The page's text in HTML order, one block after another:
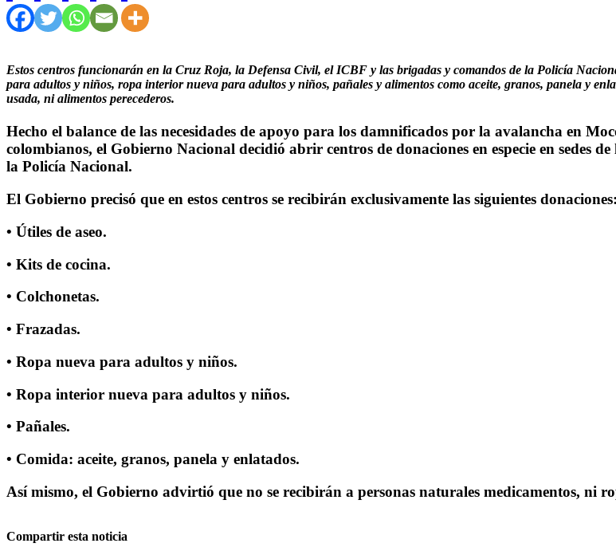
Estos centros funcionarán en la Cruz Roja, la Defensa Civil, el ICBF y las brigadas y comandos de la Policía
para adultos y niños, ropa interior nueva para adultos y niños, pañales y alimentos como aceite, granos, panela y
usada, ni alimentos perecederos.
Hecho el balance de las necesidades de apoyo para los damnificados por la avalancha en
colombianos, el Gobierno Nacional decidió abrir centros de donaciones en especie en sedes
la Policía Nacional.
El Gobierno precisó que en estos centros se recibirán exclusivamente las siguientes donaciones:
• Útiles de aseo.
• Kits de cocina.
• Colchonetas.
• Frazadas.
• Ropa nueva para adultos y niños.
• Ropa interior nueva para adultos y niños.
• Pañales.
• Comida: aceite, granos, panela y enlatados.
Así mismo, el Gobierno advirtió que no se recibirán a personas naturales medicamentos, ni
Compartir esta noticia